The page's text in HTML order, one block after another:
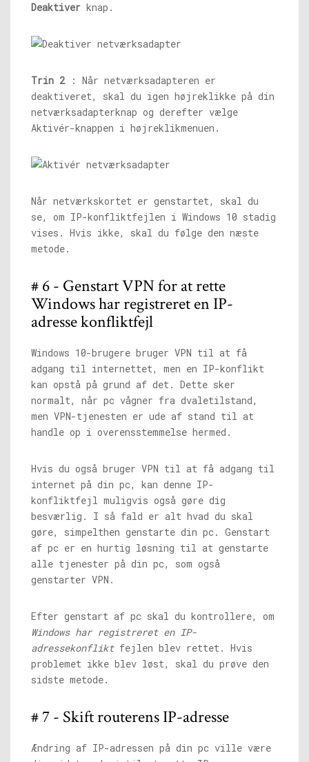
Deaktiver knap.
Trin 2: Når netværksadapteren er
deaktiveret, skal du igen højreklikke på din
netværksadapterknap og derefter vælge
Aktivér-knappen i højreklikmenuen.
Når netværkskortet er genstartet, skal du
se, om IP-konfliktfejlen i Windows 10 stadig
vises. Hvis ikke, skal du følge den næste
metode.
# 6 - Genstart VPN for at rette
Windows har registreret en IP-
adresse konfliktfejl
Windows 10-brugere bruger VPN til at få
adgang til internettet, men en IP-konflikt
kan opstå på grund af det. Dette sker
normalt, når pc vågner fra dvaletilstand,
men VPN-tjenesten er ude af stand til at
handle op i overensstemmelse hermed.
Hvis du også bruger VPN til at få adgang til
internet på din pc, kan denne IP-
konfliktfejl muligvis også gøre dig
besværlig. I så fald er alt hvad du skal
gøre, simpelthen genstarte din pc. Genstart
af pc er en hurtig løsning til at genstarte
alle tjenester på din pc, som også
genstarter VPN.
Efter genstart af pc skal du kontrollere, om
Windows har registreret en IP-
adressekonfliktfejlen blev rettet. Hvis
problemet ikke blev løst, skal du prøve den
sidste metode.
# 7 - Skift routerens IP-adresse
Ændring af IP-adressen på din pc ville være